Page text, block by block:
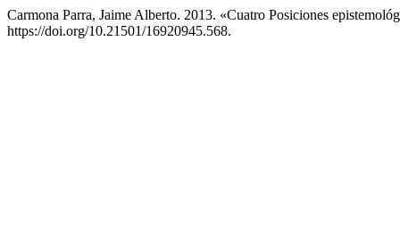
Carmona Parra, Jaime Alberto. 2013. «Cuatro Posiciones
https://doi.org/10.21501/16920945.568.